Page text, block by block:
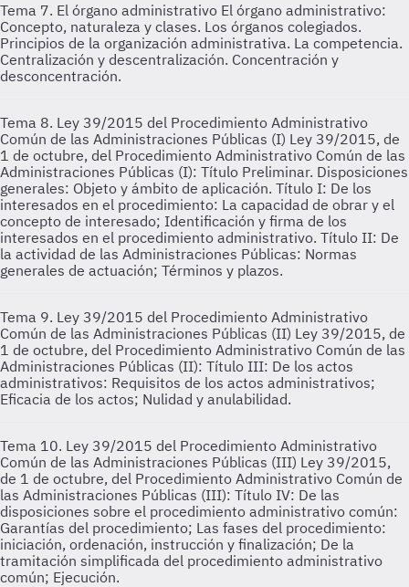
Tema 7. El órgano administrativo El órgano administrativo:
Concepto, naturaleza y clases. Los órganos colegiados.
Principios de la organización administrativa. La competencia.
Centralización y descentralización. Concentración y
desconcentración.
Tema 8. Ley 39/2015 del Procedimiento Administrativo
Común de las Administraciones Públicas (I) Ley 39/2015, de
1 de octubre, del Procedimiento Administrativo Común de las
Administraciones Públicas (I): Título Preliminar. Disposiciones
generales: Objeto y ámbito de aplicación. Título I: De los
interesados en el procedimiento: La capacidad de obrar y el
concepto de interesado; Identificación y firma de los
interesados en el procedimiento administrativo. Título II: De
la actividad de las Administraciones Públicas: Normas
generales de actuación; Términos y plazos.
Tema 9. Ley 39/2015 del Procedimiento Administrativo
Común de las Administraciones Públicas (II) Ley 39/2015, de
1 de octubre, del Procedimiento Administrativo Común de las
Administraciones Públicas (II): Título III: De los actos
administrativos: Requisitos de los actos administrativos;
Eficacia de los actos; Nulidad y anulabilidad.
Tema 10. Ley 39/2015 del Procedimiento Administrativo
Común de las Administraciones Públicas (III) Ley 39/2015,
de 1 de octubre, del Procedimiento Administrativo Común de
las Administraciones Públicas (III): Título IV: De las
disposiciones sobre el procedimiento administrativo común:
Garantías del procedimiento; Las fases del procedimiento:
iniciación, ordenación, instrucción y finalización; De la
tramitación simplificada del procedimiento administrativo
común; Ejecución.